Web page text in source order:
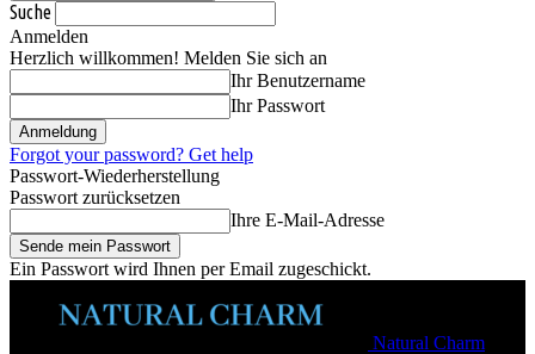
Suche
Anmelden
Herzlich willkommen! Melden Sie sich an
Ihr Benutzername
Ihr Passwort
Forgot your password? Get help
Passwort-Wiederherstellung
Passwort zurücksetzen
Ihre E-Mail-Adresse
Ein Passwort wird Ihnen per Email zugeschickt.
Natural Charm